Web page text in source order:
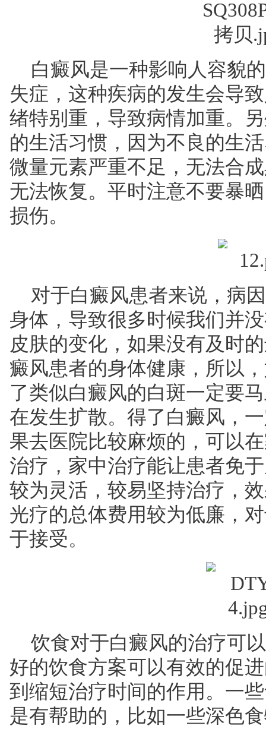
白癜风是一种影响人容貌
失症，这种疾病的发生会导
绪特别重，导致病情加重。
的生活习惯，因为不良的生
微量元素严重不足，无法合
无法恢复。平时注意不要暴
损伤。
对于白癜风患者来说，病
身体，导致很多时候我们并
皮肤的变化，如果没有及时
癜风患者的身体健康，所以
了类似白癜风的白斑一定要
在发生扩散。得了白癜风，
果去医院比较麻烦的，可以
治疗，家中治疗能让患者免
较为灵活，较易坚持治疗，
光疗的总体费用较为低廉，
于接受。
饮食对于白癜风的治疗可
好的饮食方案可以有效的促
到缩短治疗时间的作用。一
是有帮助的，比如一些深色